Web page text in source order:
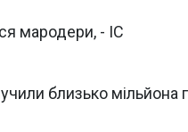
мародери, - ІС
близько мільйона